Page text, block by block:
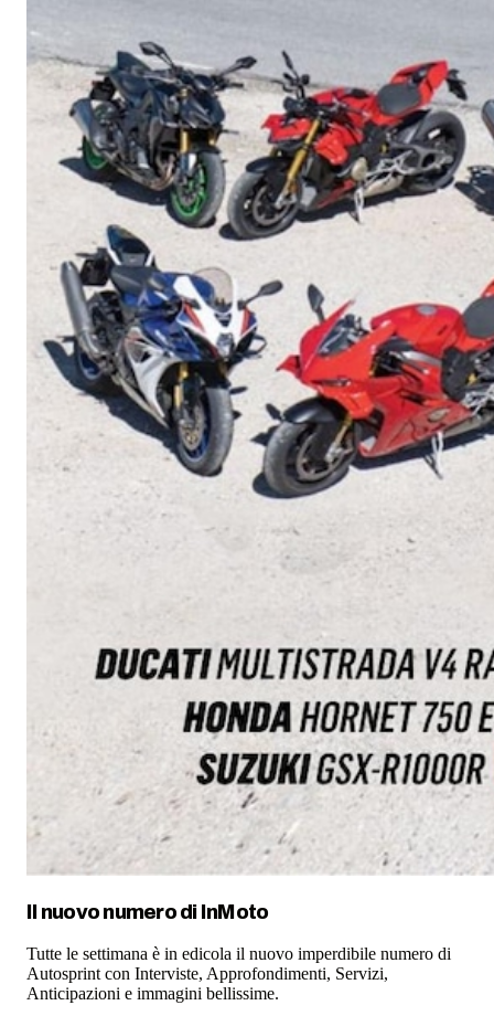
Il nuovo numero di InMoto
Tutte le settimana è in edicola il nuovo imperdibile numero di
Autosprint con Interviste, Approfondimenti, Servizi,
Anticipazioni e immagini bellissime.